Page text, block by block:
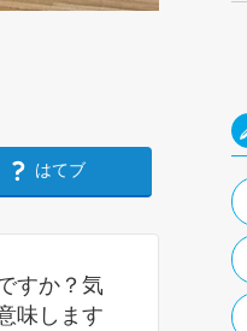
はてブ
すか？気
味します